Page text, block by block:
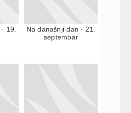
19.
Na današnji dan - 21.
septembar